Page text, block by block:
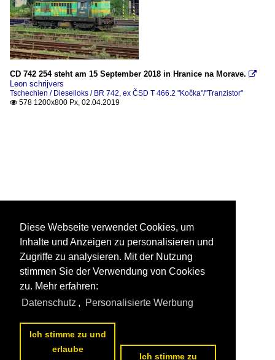
CD 742 254 steht am 15 September 2018 in Hranice na Morave. 
Leon schrijvers
Tschechien / Dieselloks / BR 742, ex ČSD T 466.2 "Kočka"/"Tranzistor"
 578 1200x800 Px, 02.04.2019
Diese Webseite verwendet Cookies, um
Inhalte und Anzeigen zu personalisieren und
Zugriffe zu analysieren. Mit der Nutzung
stimmen Sie der Verwendung von Cookies
zu. Mehr erfahren:
Datenschutz , Personalisierte Werbung
Ich stimme zu und
erlaube
Ich stimme zu